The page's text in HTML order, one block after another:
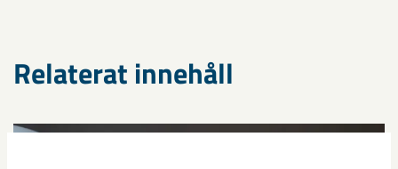
Relaterat innehåll